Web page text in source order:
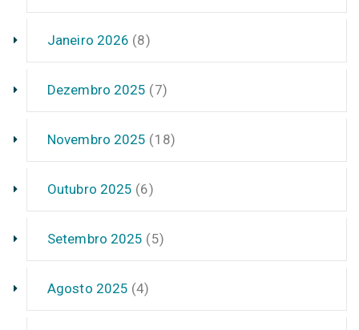
Janeiro 2026 (8)
Dezembro 2025 (7)
Novembro 2025 (18)
Outubro 2025 (6)
Setembro 2025 (5)
Agosto 2025 (4)